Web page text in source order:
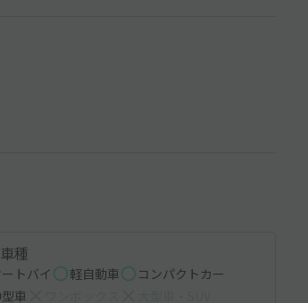
種
トバイ 軽自動車
コンパクトカー
車